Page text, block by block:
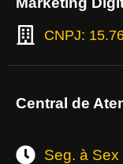
CNPJ:
Central de
Seg. à